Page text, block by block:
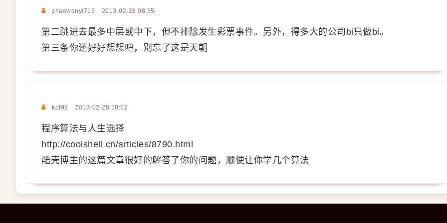
zhaowenyi713 2013-02-28 08:35
第二跳进去最多中层或中下，但不排除发生彩票事件。另外，得多大的公司bi只做bi。
第三条你还好好想想吧，别忘了这是天朝
kof99 2013-02-28 10:52
程序算法与人生选择
http://coolshell.cn/articles/8790.html
酷壳博主的这篇文章很好的解答了你的问题，顺便让你学几个算法